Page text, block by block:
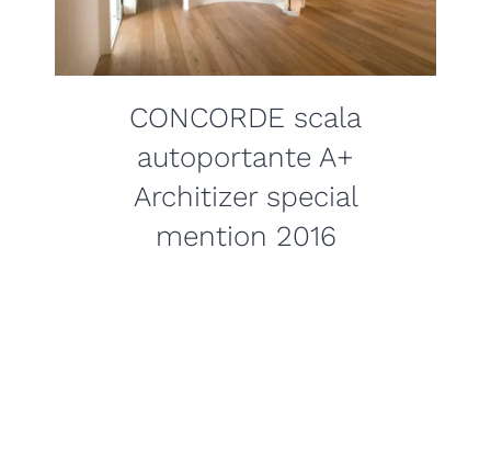
CONCORDE scala
autoportante A+
Architizer special
mention 2016